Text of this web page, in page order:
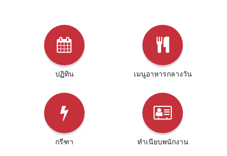
ปฏิทิน เมนูอาหารกลางวัน
กรีฑา ทําเนียบพนักงาน